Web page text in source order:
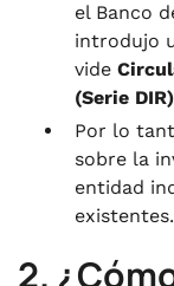
el Banco
introdujo
vide
(Serie
Por lo
sobre la
entidad
existentes.
2.